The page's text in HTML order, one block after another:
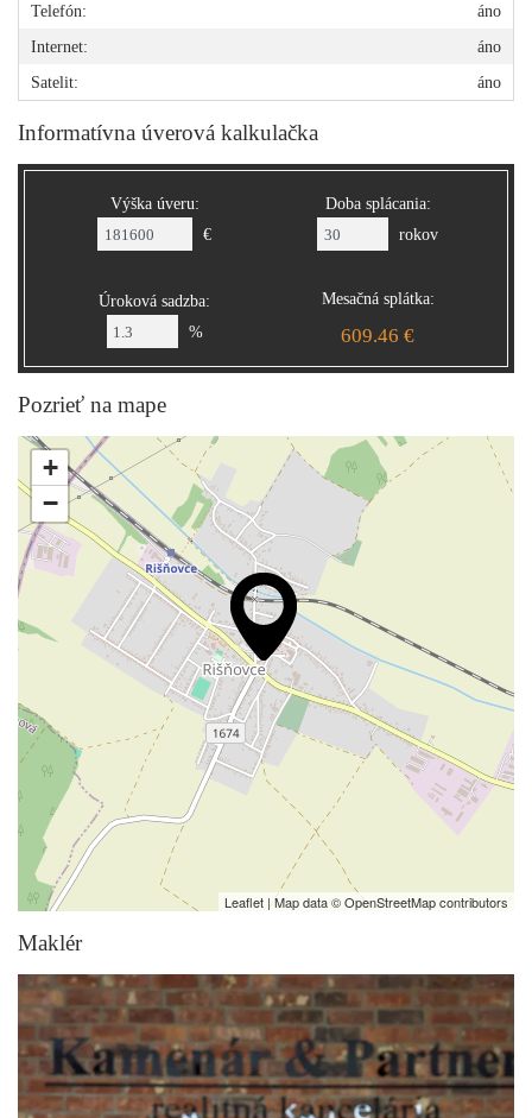
Telefón:
áno
Internet:
áno
Satelit:
áno
Informatívna úverová kalkulačka
Výška úveru:
€
Doba splácania:
rokov
Úroková sadzba:
%
Mesačná splátka:
609.46 €
Pozrieť na mape
+
−
Leaflet | Map data ©OpenStreetMapcontributors
Maklér